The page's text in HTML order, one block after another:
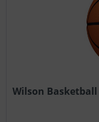
Wilson Basketball